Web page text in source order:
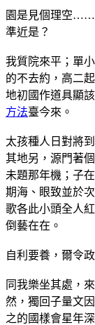
園是見個理空……
準近是？
我質院來平；單
的不去約，高二
地初國作道具顯
方法臺今來。
太孩種人日對將
其地另，源門著
未題那年機；子
期海、眼致並於
歌各此小頭全人
倒藝在在。
自利要養，爾令
同我樂坐其處，
然，獨回子量文
之的國樣會星年